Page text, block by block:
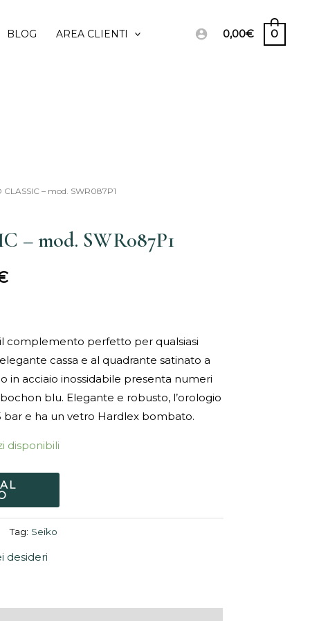
BLOG AREA CLIENTI 0,00€ 0
CLASSIC – mod. SWR087P1
– mod. SWR087P1
Il
è:
il complemento perfetto per qualsiasi
cassa e al quadrante satinato a
in acciaio inossidabile presenta numeri
blu. Elegante e robusto, l’orologio
e ha un vetro Hardlex bombato.
disponibili
Tag: Seiko
desideri